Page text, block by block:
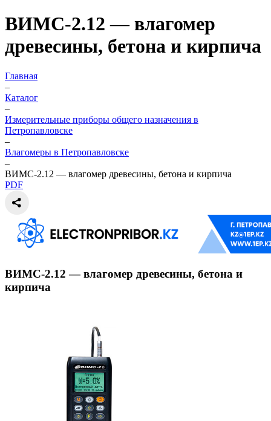
ВИМС-2.12 — влагомер
древесины, бетона и кирпича
Главная
–
Каталог
–
Измерительные приборы общего назначения в
Петропавловске
–
Влагомеры в Петропавловске
–
ВИМС-2.12 — влагомер древесины, бетона и кирпича
PDF
ВИМС-2.12 — влагомер древесины, бетона и
кирпича